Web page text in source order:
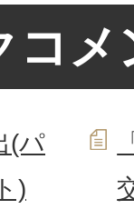
コメ
(パ
)